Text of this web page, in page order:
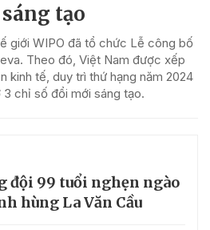
tạo
giới WIPO đã tổ chức Lễ công bố
Theo đó, Việt Nam được xếp
kinh tế, duy trì thứ hạng năm 2024
3 chỉ số đổi mới sáng tạo.
đội 99 tuổi nghẹn ngào
hùng La Văn Cầu